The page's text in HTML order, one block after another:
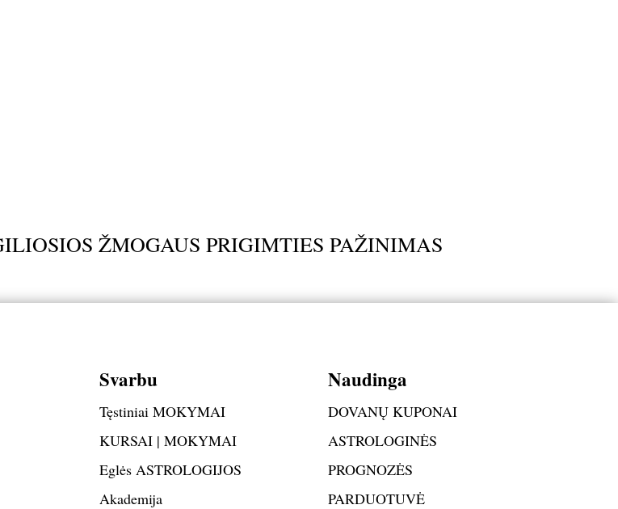
ŽMOGAUS PRIGIMTIES PAŽINIMAS
Svarbu
Tęstiniai MOKYMAI
KURSAI | MOKYMAI
Eglės ASTROLOGIJOS
Akademija
Naudinga
DOVANŲ KUPONAI
ASTROLOGINĖS
PROGNOZĖS
PARDUOTUVĖ